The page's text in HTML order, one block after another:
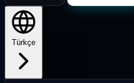
Türkçe